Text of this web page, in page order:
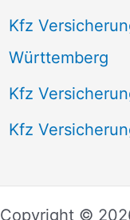
Kfz
Württemberg
Kfz
Kfz
Copyright ©